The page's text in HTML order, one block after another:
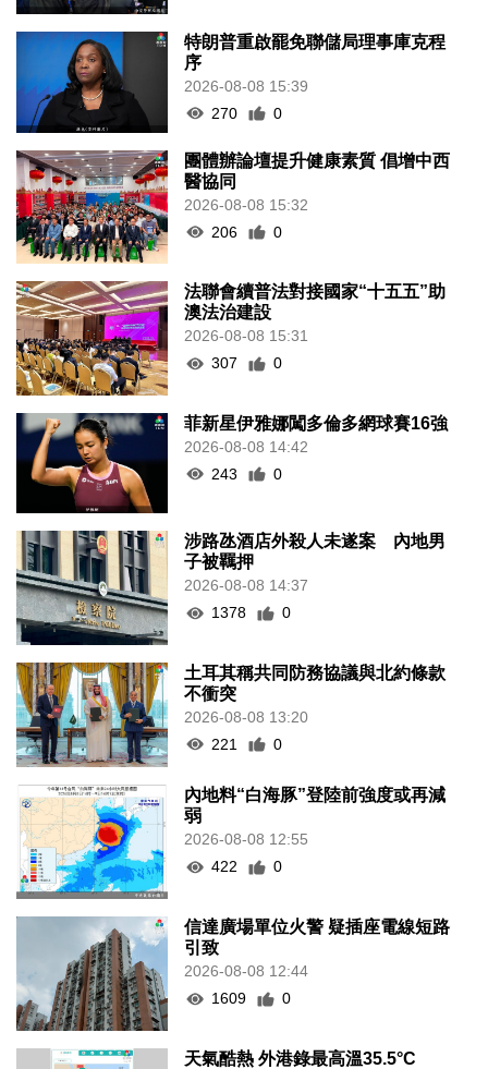
特朗普重啟罷免聯儲局理事庫克程
序
2026-08-08 15:39
270
0
團體辦論壇提升健康素質 倡增中西
醫協同
2026-08-08 15:32
206
0
法聯會續普法對接國家“十五五”助
澳法治建設
2026-08-08 15:31
307
0
菲新星伊雅娜闖多倫多網球賽16強
2026-08-08 14:42
243
0
涉路氹酒店外殺人未遂案 內地男
子被羈押
2026-08-08 14:37
1378
0
土耳其稱共同防務協議與北約條款
不衝突
2026-08-08 13:20
221
0
內地料“白海豚”登陸前強度或再減
弱
2026-08-08 12:55
422
0
信達廣場單位火警 疑插座電線短路
引致
2026-08-08 12:44
1609
0
天氣酷熱 外港錄最高溫35.5°C